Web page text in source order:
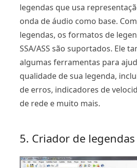
legendas que usa
onda de áudio como base.
legendas, os formatos de
SSA/ASS são suportados. Ele
algumas ferramentas para
qualidade de sua legenda,
de erros, indicadores de
de rede e muito mais.
5. Criador de legendas